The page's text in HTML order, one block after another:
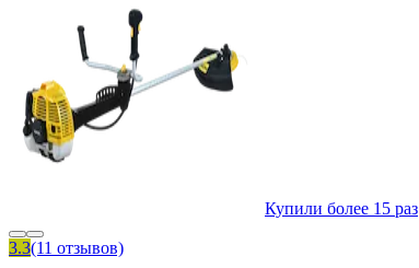
Купили более 15 раз
3.3(11 отзывов)